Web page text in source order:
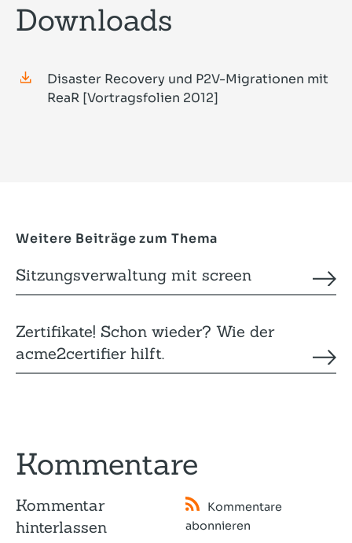
Downloads
Disaster Recovery und P2V-Migrationen mit
ReaR [Vortragsfolien 2012]
Weitere Beiträge zum Thema
Sitzungsverwaltung mit screen
Zertifikate! Schon wieder? Wie der
acme2certifier hilft.
Kommentare
Kommentar
hinterlassen
Kommentare
abonnieren